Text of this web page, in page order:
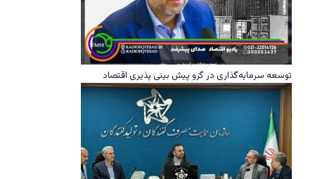
توسعه سرمایه‌گذاری در گرو پیش بینی پذیری اقتصاد